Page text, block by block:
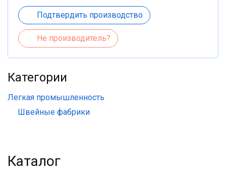
Подтвердить производство
Не производитель?
Категории
Легкая промышленность
Швейные фабрики
Каталог